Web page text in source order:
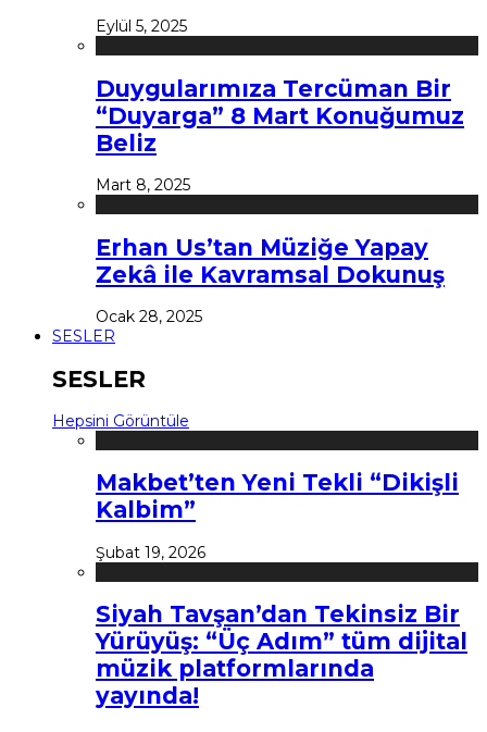
Eylül 5, 2025
Duygularımıza Tercüman Bir
“Duyarga” 8 Mart Konuğumuz
Beliz
Mart 8, 2025
Erhan Us’tan Müziğe Yapay
Zekâ ile Kavramsal Dokunuş
Ocak 28, 2025
SESLER
SESLER
Hepsini Görüntüle
Makbet’ten Yeni Tekli “Dikişli
Kalbim”
Şubat 19, 2026
Siyah Tavşan’dan Tekinsiz Bir
Yürüyüş: “Üç Adım” tüm dijital
müzik platformlarında
yayında!